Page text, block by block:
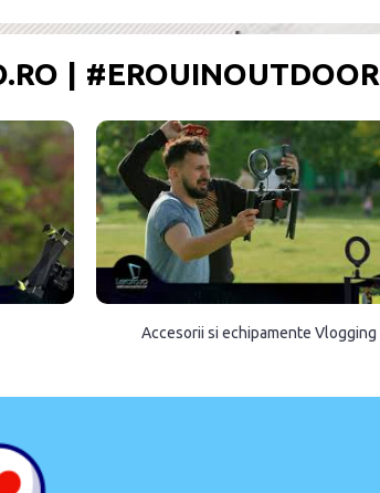
| #EROUINOUTDOOR
Accesorii si echipamente Vlogging